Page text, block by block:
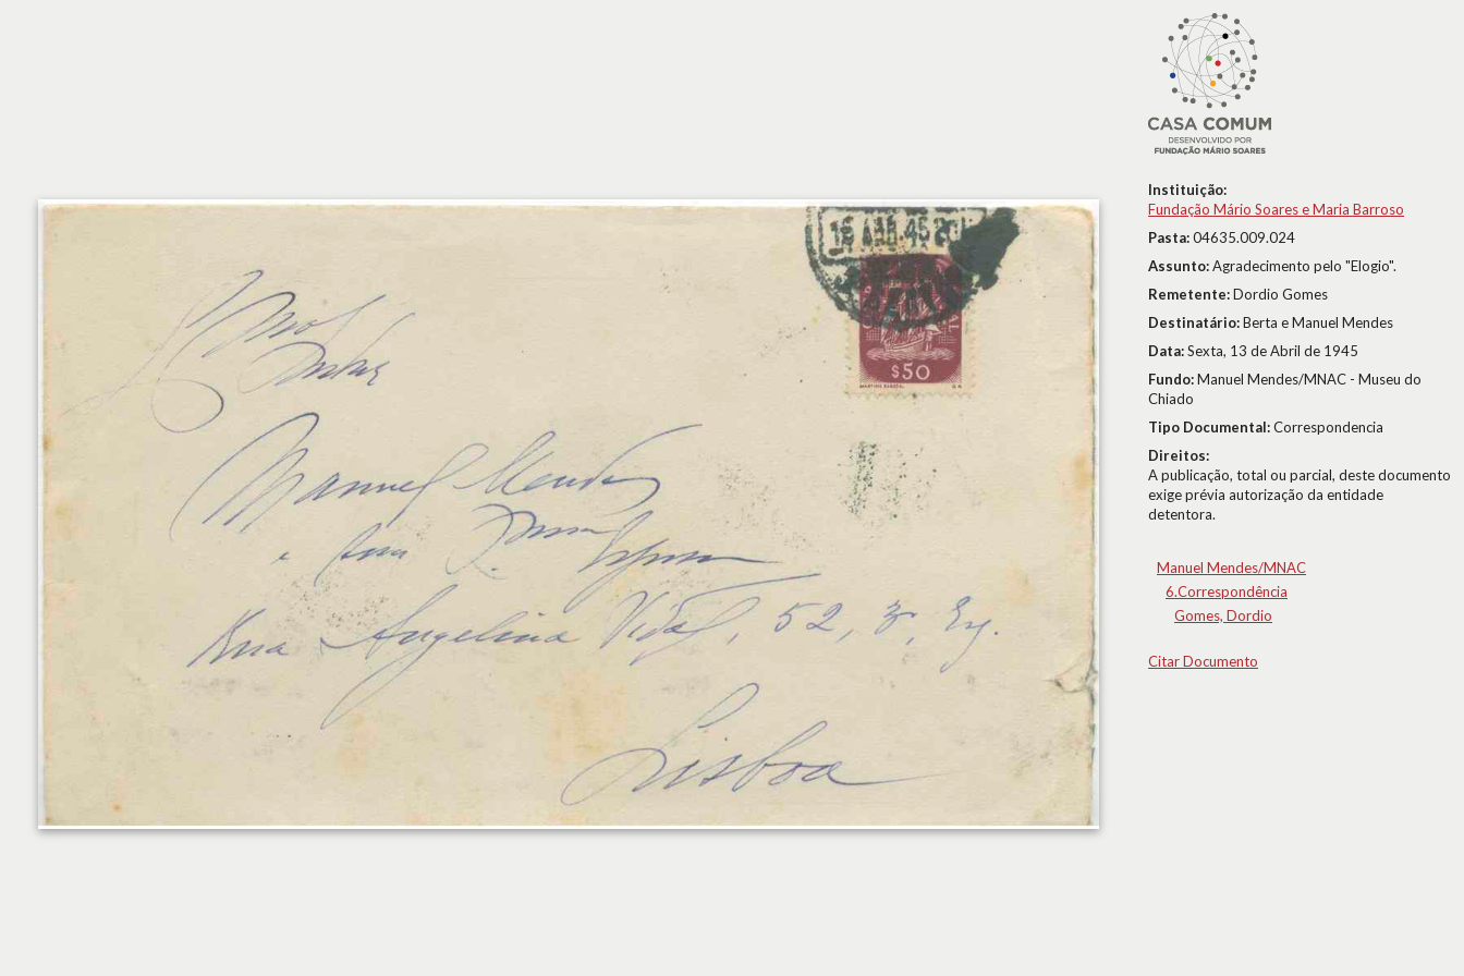
Instituição:
Fundação Mário Soares e Maria Barroso
Pasta:04635.009.024
Assunto:Agradecimento pelo "Elogio".
Remetente:Dordio Gomes
Destinatário:Berta e Manuel Mendes
Data:Sexta, 13 de Abril de 1945
Fundo:Manuel Mendes/MNAC - Museu do
Chiado
Tipo Documental:Correspondencia
Direitos:
A publicação, total ou parcial, deste documento
exige prévia autorização da entidade
detentora.
Manuel Mendes/MNAC
6.Correspondência
Gomes, Dordio
Citar Documento